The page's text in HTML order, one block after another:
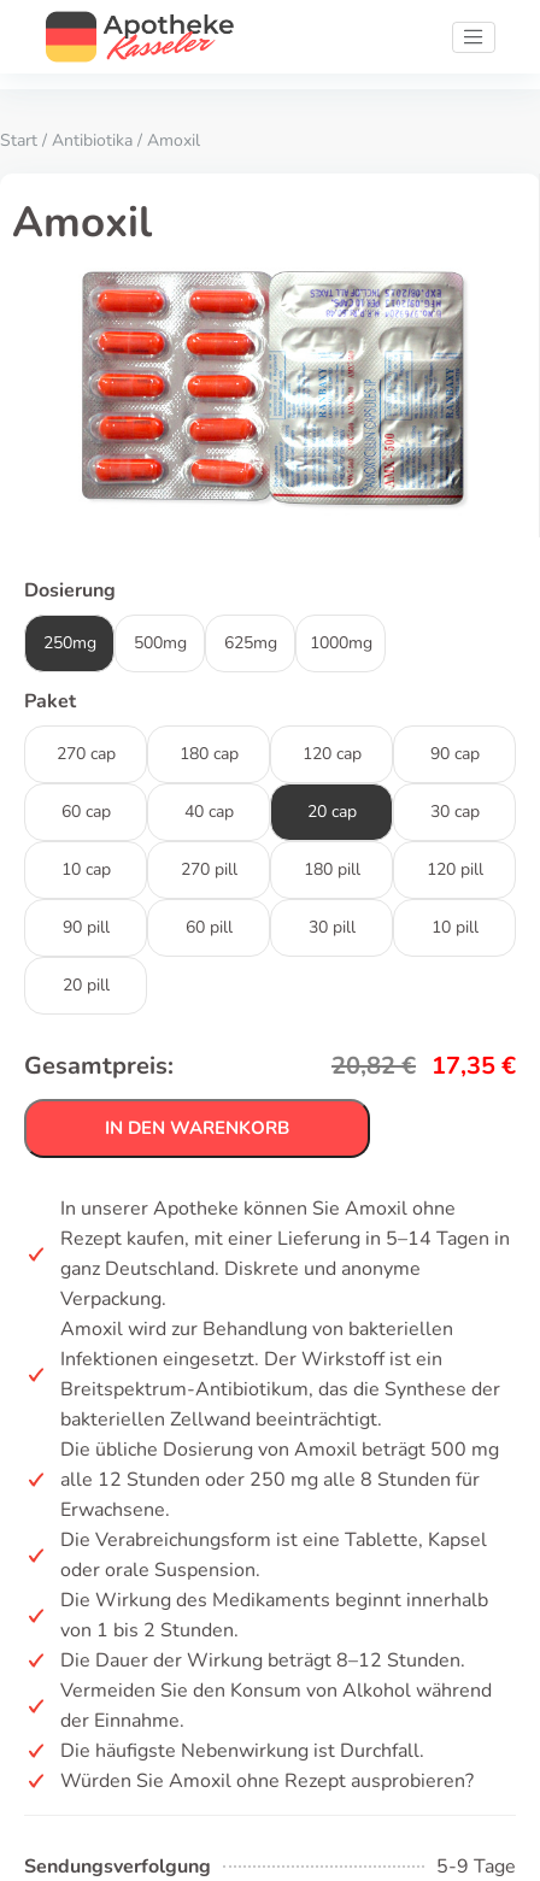
Start / Antibiotika / Amoxil
Amoxil
Dosierung
250mg 500mg 625mg 1000mg
Paket
270 cap 180 cap 120 cap 90 cap
60 cap 40 cap 20 cap 30 cap
10 cap 270 pill 180 pill 120 pill
90 pill 60 pill 30 pill 10 pill
20 pill
Gesamtpreis: 20,82€ 17,35€
IN DEN WARENKORB
In unserer Apotheke können Sie Amoxil ohne
Rezept kaufen, mit einer Lieferung in 5–14 Tagen in
ganz Deutschland. Diskrete und anonyme
Verpackung.
Amoxil wird zur Behandlung von bakteriellen
Infektionen eingesetzt. Der Wirkstoff ist ein
Breitspektrum-Antibiotikum, das die Synthese der
bakteriellen Zellwand beeinträchtigt.
Die übliche Dosierung von Amoxil beträgt 500 mg
alle 12 Stunden oder 250 mg alle 8 Stunden für
Erwachsene.
Die Verabreichungsform ist eine Tablette, Kapsel
oder orale Suspension.
Die Wirkung des Medikaments beginnt innerhalb
von 1 bis 2 Stunden.
Die Dauer der Wirkung beträgt 8–12 Stunden.
Vermeiden Sie den Konsum von Alkohol während
der Einnahme.
Die häufigste Nebenwirkung ist Durchfall.
Würden Sie Amoxil ohne Rezept ausprobieren?
Sendungsverfolgung
5-9 Tage